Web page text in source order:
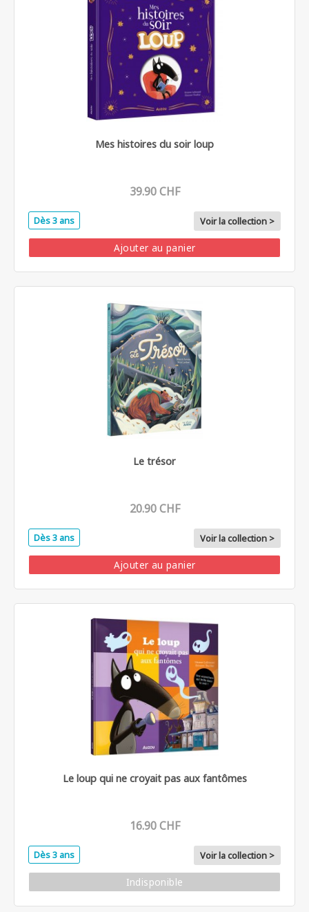
Mes histoires du soir loup
39.90 CHF
Dès 3 ans Voir la collection >
Ajouter au panier
Le trésor
20.90 CHF
Dès 3 ans Voir la collection >
Ajouter au panier
Le loup qui ne croyait pas aux fantômes
16.90 CHF
Dès 3 ans Voir la collection >
Indisponible